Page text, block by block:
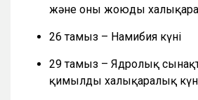
және оны жоюды
26 тамыз – Намибия күні
29 тамыз – Ядролық
қимылдың халықаралық